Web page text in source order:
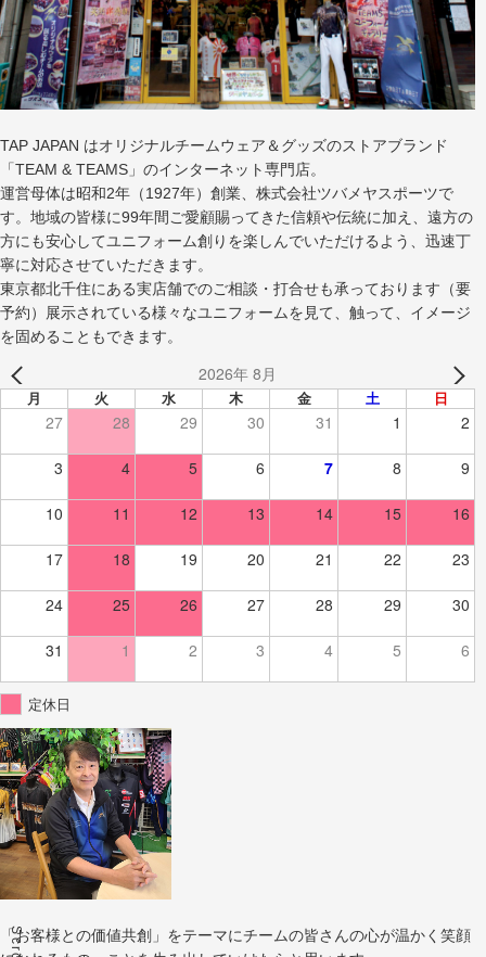
TAP JAPAN はオリジナルチームウェア＆グッズのストアブランド
「TEAM & TEAMS」のインターネット専門店。
運営母体は昭和2年（1927年）創業、株式会社ツバメヤスポーツで
す。地域の皆様に99年間ご愛顧賜ってきた信頼や伝統に加え、遠方の
方にも安心してユニフォーム創りを楽しんでいただけるよう、迅速丁
寧に対応させていただきます。
東京都北千住にある実店舗でのご相談・打合せも承っております（要
予約）展示されている様々なユニフォームを見て、触って、イメージ
を固めることもできます。
2026年 8月
月 火 水 木 金 土 日
27 28 29 30 31 1 2
3 4 5 6 7 8 9
10 11 12 13 14 15 16
17 18 19 20 21 22 23
24 25 26 27 28 29 30
31 1 2 3 4 5 6
定休日
「お客様との価値共創」をテーマにチームの皆さんの心が温かく笑顔